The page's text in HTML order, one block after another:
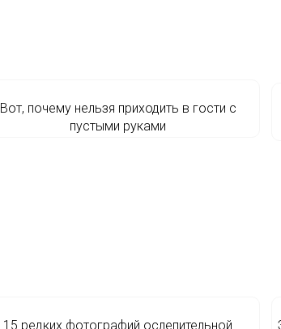
Вот, почему нельзя приходить в гости с
пустыми руками
15 редких фотографий ослепительной